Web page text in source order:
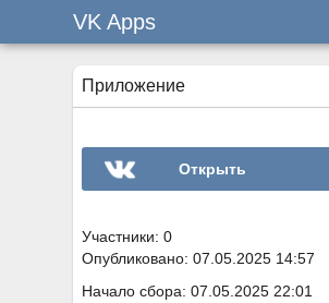
VK Apps
Приложение
Открыть
Участники: 0
Опубликовано: 07.05.2025 14:57
Начало сбора: 07.05.2025 22:01